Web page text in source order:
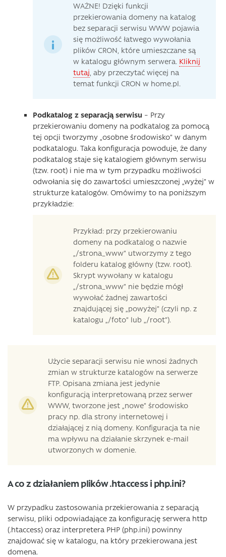
WAŻNE! Dzięki funkcji
przekierowania domeny na katalog
bez separacji serwisu WWW pojawia
się możliwość łatwego wywołania
plików CRON, które umieszczane są
w katalogu głównym serwera. Kliknij
tutaj , aby przeczytać więcej na
temat funkcji CRON w home.pl.
Podkatalog z separacją serwisu – Przy
przekierowaniu domeny na podkatalog za pomocą
tej opcji tworzymy „osobne środowisko” w danym
podkatalogu. Taka konfiguracja powoduje, że dany
podkatalog staje się katalogiem głównym serwisu
(tzw. root) i nie ma w tym przypadku możliwości
odwołania się do zawartości umieszczonej „wyżej” w
strukturze katalogów. Omówimy to na poniższym
przykładzie:
Przykład: przy przekierowaniu
domeny na podkatalog o nazwie
„/strona_www” utworzymy z tego
folderu katalog główny (tzw. root).
Skrypt wywołany w katalogu
„/strona_www” nie będzie mógł
wywołać żadnej zawartości
znajdującej się „powyżej” (czyli np. z
katalogu „/foto” lub „/root”).
Użycie separacji serwisu nie wnosi żadnych
zmian w strukturze katalogów na serwerze
FTP. Opisana zmiana jest jedynie
konfiguracją interpretowaną przez serwer
WWW, tworzone jest „nowe” środowisko
pracy np. dla strony internetowej i
działającej z nią domeny. Konfiguracja ta nie
ma wpływu na działanie skrzynek e-mail
utworzonych w domenie.
A co z działaniem plików .htaccess i php.ini?
W przypadku zastosowania przekierowania z separacją
serwisu, pliki odpowiadające za konfigurację serwera http
(.htaccess) oraz interpretera PHP (php.ini) powinny
znajdować się w katalogu, na który przekierowana jest
domena.